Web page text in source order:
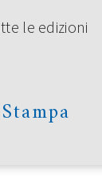
le edizioni
Stampa